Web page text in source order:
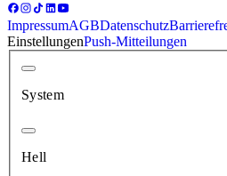
ImpressumAGBDatenschutz
EinstellungenPush-Mitteilungen
System
Hell